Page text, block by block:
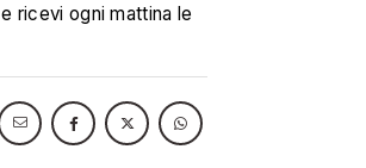
e ricevi ogni mattina le